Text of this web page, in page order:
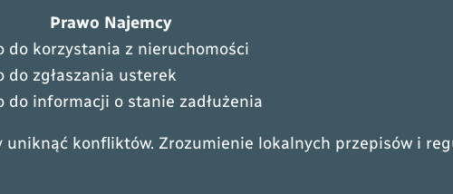
Prawo Najemcy
do korzystania z nieruchomości
do zgłaszania usterek
do informacji o stanie zadłużenia
konfliktów. Zrozumienie lokalnych przepisów i